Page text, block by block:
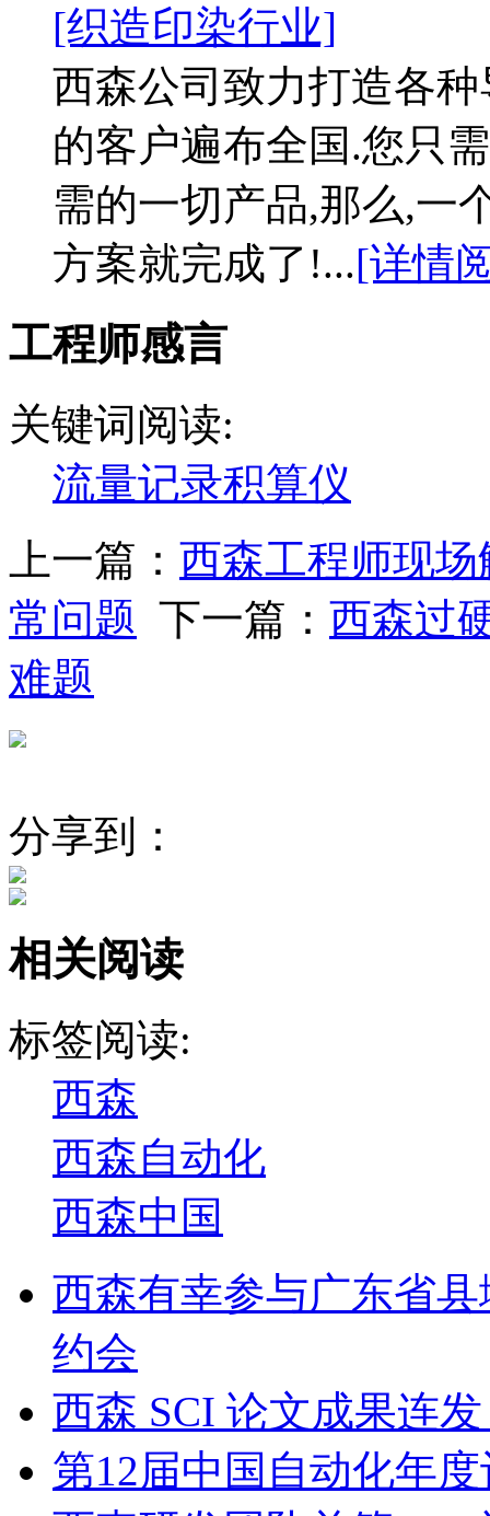
[织造印染行业]
西森公司致力打造各
的客户遍布全国.您只
需的一切产品,那么,一
方案就完成了!...[详情
工程师感言
关键词阅读:
流量记录积算仪
上一篇： 西森工程师现
常问题 下一篇： 西森过
难题
分享到：
相关阅读
标签阅读:
西森
西森自动化
西森中国
西森有幸参与广东省
约会
西森 SCI 论文成果连
第12届中国自动化年